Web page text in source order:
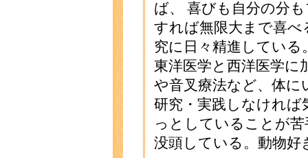
ば、 喜びも自分の分
すれば無限大まで喜
究に日々精進している
東洋医学と西洋医学に
や音叉療法など、体
研究・実践しなけれ
っとしていることが
没頭している。動物好